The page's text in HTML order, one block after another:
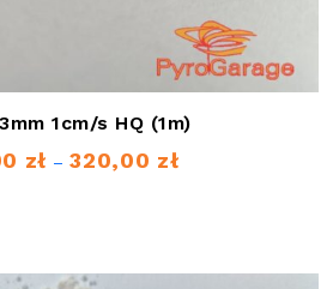
1cm/s HQ (1m)
zł – 320,00 złZakres